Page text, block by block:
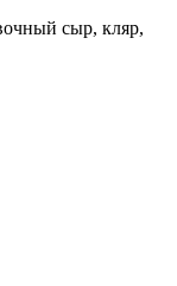
сыр, кляр,